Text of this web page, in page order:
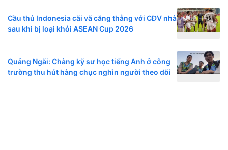
Cầu thủ Indonesia cãi vã căng thẳng với CĐV nhà
sau khi bị loại khỏi ASEAN Cup 2026
Quảng Ngãi: Chàng kỹ sư học tiếng Anh ở công
trường thu hút hàng chục nghìn người theo dõi